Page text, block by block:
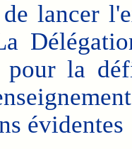
lancer
pour la
évidentes